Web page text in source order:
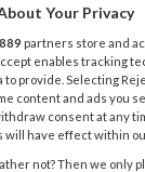
Your Privacy
889 partners store and
enables tracking
to provide. Selecting
content and ads you
consent at any
will have effect within
not? Then we only